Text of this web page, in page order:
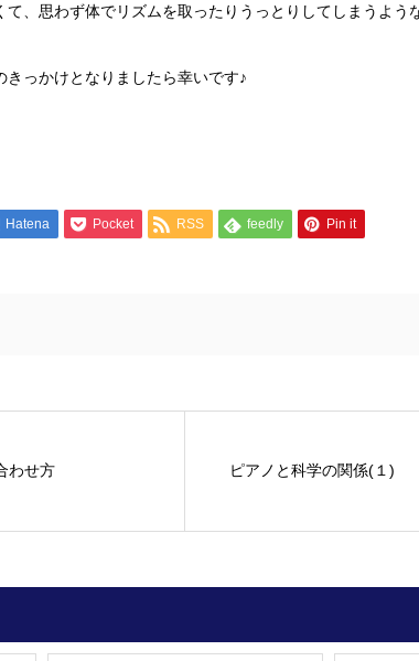
、思わず体でリズムを取ったりうっとりしてしまうよう
っかけとなりましたら幸いです♪
Hatena Pocket RSS feedly Pin it
わせ方 ピアノと科学の関係(１)